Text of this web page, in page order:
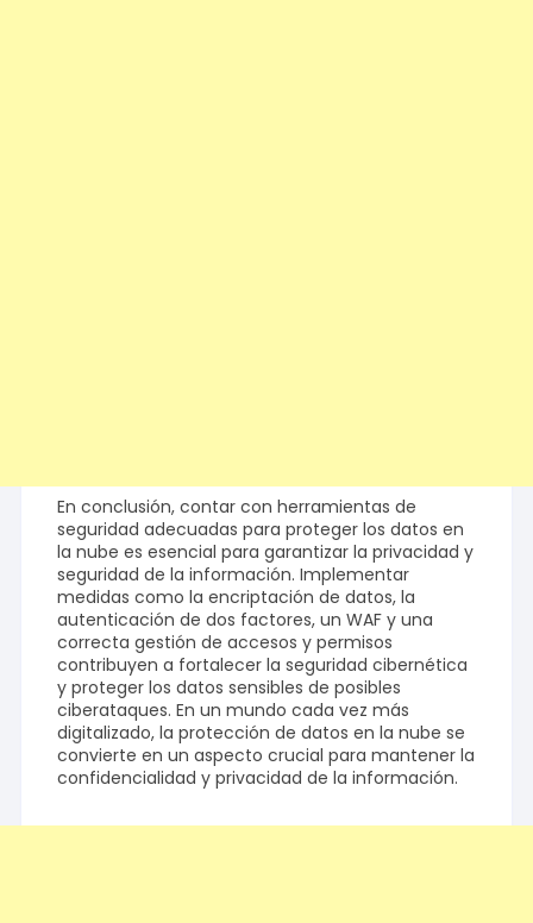
En conclusión, contar con herramientas de
seguridad adecuadas para proteger los datos en
la nube es esencial para garantizar la privacidad y
seguridad de la información. Implementar
medidas como la encriptación de datos, la
autenticación de dos factores, un WAF y una
correcta gestión de accesos y permisos
contribuyen a fortalecer la seguridad cibernética
y proteger los datos sensibles de posibles
ciberataques. En un mundo cada vez más
digitalizado, la protección de datos en la nube se
convierte en un aspecto crucial para mantener la
confidencialidad y privacidad de la información.